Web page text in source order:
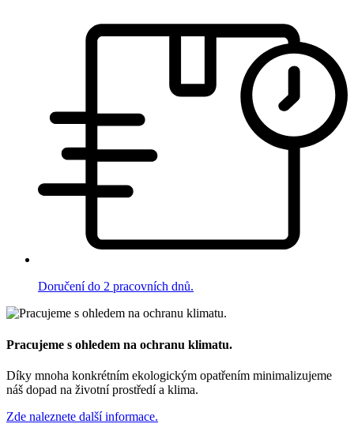
Doručení do 2 pracovních dnů.
Pracujeme s ohledem na ochranu klimatu.
Díky mnoha konkrétním ekologickým opatřením minimalizujeme
náš dopad na životní prostředí a klima.
Zde naleznete další informace.